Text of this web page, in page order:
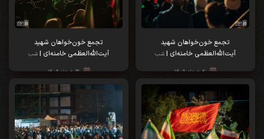
تجمع خون‌خواهان شهید
آیت‌الله‌العظمی خامنه‌ای | شب
۴ خرداد ۱۴۰۵
تجمع خون‌خواهان شهید
آیت‌الله‌العظمی خامنه‌ای | شب
۳ خرداد ۱۴۰۵